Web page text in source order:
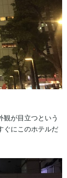
観が目立つという
ぐにこのホテルだ